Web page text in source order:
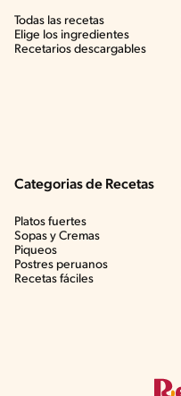
Todas las recetas
Elige los ingredientes
Recetarios descargables
Categorias de Recetas
Platos fuertes
Sopas y Cremas
Piqueos
Postres peruanos
Recetas fáciles